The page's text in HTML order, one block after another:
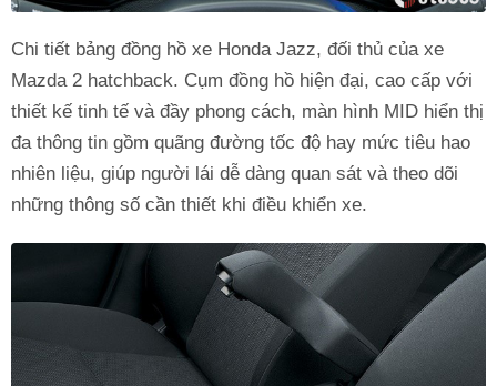
Chi tiết bảng đồng hồ xe Honda Jazz, đối thủ của xe
Mazda 2 hatchback. Cụm đồng hồ hiện đại, cao cấp với
thiết kế tinh tế và đầy phong cách, màn hình MID hiển thị
đa thông tin gồm quãng đường tốc độ hay mức tiêu hao
nhiên liệu, giúp người lái dễ dàng quan sát và theo dõi
những thông số cần thiết khi điều khiển xe.